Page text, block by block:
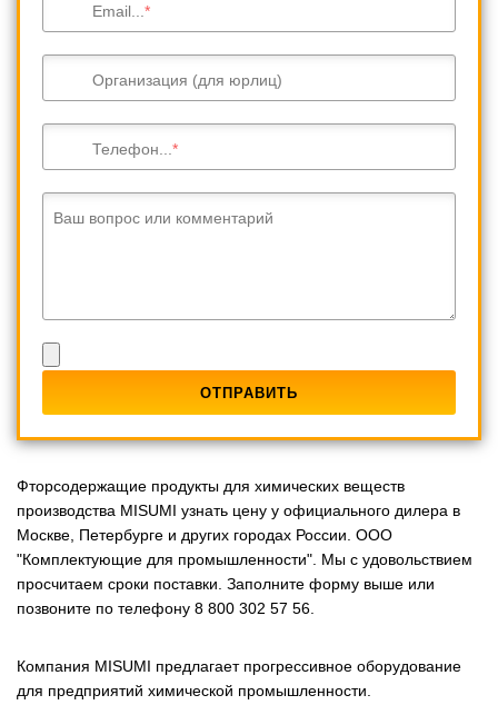
Email...
Организация (для юрлиц)
Телефон...
Ваш вопрос или комментарий
Фторсодержащие продукты для химических веществ
производства MISUMI узнать цену у официального дилера в
Москве, Петербурге и других городах России. ООО
"Комплектующие для промышленности". Мы с удовольствием
просчитаем сроки поставки. Заполните форму выше или
позвоните по телефону 8 800 302 57 56.
Компания MISUMI предлагает прогрессивное оборудование
для предприятий химической промышленности.